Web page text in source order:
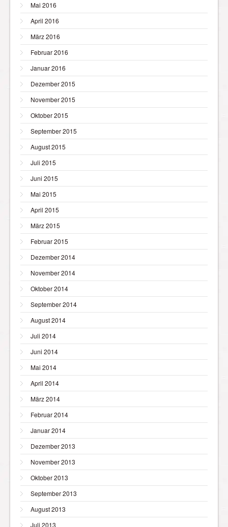
Mai 2016
April 2016
März 2016
Februar 2016
Januar 2016
Dezember 2015
November 2015
Oktober 2015
September 2015
August 2015
Juli 2015
Juni 2015
Mai 2015
April 2015
März 2015
Februar 2015
Dezember 2014
November 2014
Oktober 2014
September 2014
August 2014
Juli 2014
Juni 2014
Mai 2014
April 2014
März 2014
Februar 2014
Januar 2014
Dezember 2013
November 2013
Oktober 2013
September 2013
August 2013
Juli 2013